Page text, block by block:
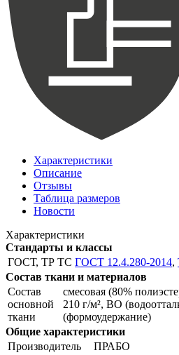
Характеристики
Описание
Отзывы
Таблица размеров
Новости
Характеристики
Стандарты и классы
ГОСТ, ТР ТС ГОСТ 12.4.280-2014,
Состав ткани и материалов
Состав
основной
ткани
смесовая (80%
210 г/м², ВО
(формоудержание)
Общие характеристики
Производитель
ПРАБО